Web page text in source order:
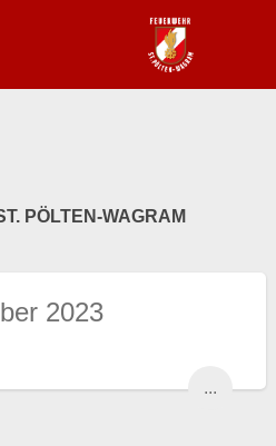
PÖLTEN-WAGRAM
2023
...